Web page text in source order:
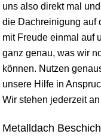
uns also direkt mal
die Dachreinigung auf
mit Freude einmal auf
ganz genau, was wir
können. Nutzen
unsere Hilfe in
Wir stehen jederzeit
Metalldach